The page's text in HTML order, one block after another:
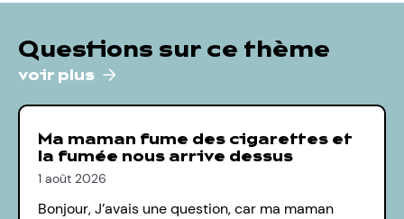
Questions sur ce thème
voir plus
Ma maman fume des cigarettes et
la fumée nous arrive dessus
1 août 2026
Bonjour, J’avais une question, car ma maman